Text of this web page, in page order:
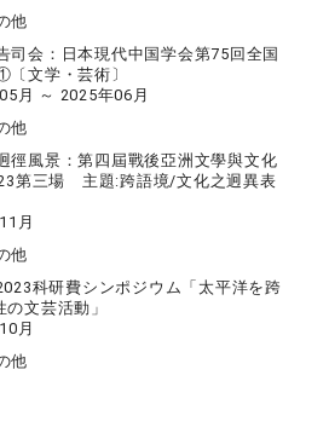
他
司会：日本現代中国学会第75回全国
文学・芸術〕
月 ～ 2025年06月
他
徑風景：第四屆戰後亞洲文學與文化
第三場 主題:跨語境/文化之迥異表
月
他
科研費シンポジウム「太平洋を跨
文芸活動」
月
他